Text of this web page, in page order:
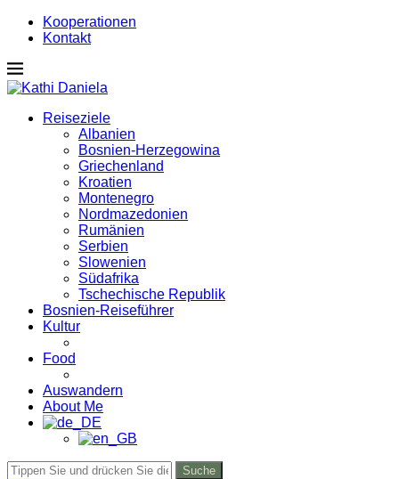
Kooperationen
Kontakt
Reiseziele
Albanien
Bosnien-Herzegowina
Griechenland
Kroatien
Montenegro
Nordmazedonien
Rumänien
Serbien
Slowenien
Südafrika
Tschechische Republik
Bosnien-Reiseführer
Kultur
Food
Auswandern
About Me
Suche